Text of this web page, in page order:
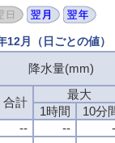
12月（日ごとの値
降水量(mm)
合計
最大
1時間
10分
-- --